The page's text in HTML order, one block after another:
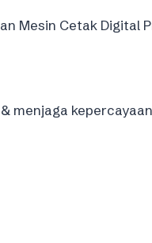
Mesin Cetak Digital
menjaga